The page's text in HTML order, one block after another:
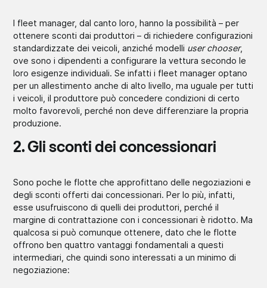
I fleet manager, dal canto loro, hanno la possibilità – per
ottenere sconti dai produttori – di richiedere configurazioni
standardizzate dei veicoli, anziché modelli user chooser,
ove sono i dipendenti a configurare la vettura secondo le
loro esigenze individuali. Se infatti i fleet manager optano
per un allestimento anche di alto livello, ma uguale per tutti
i veicoli, il produttore può concedere condizioni di certo
molto favorevoli, perché non deve differenziare la propria
produzione.
2. Gli sconti dei concessionari
Sono poche le flotte che approfittano delle negoziazioni e
degli sconti offerti dai concessionari. Per lo più, infatti,
esse usufruiscono di quelli dei produttori, perché il
margine di contrattazione con i concessionari è ridotto. Ma
qualcosa si può comunque ottenere, dato che le flotte
offrono ben quattro vantaggi fondamentali a questi
intermediari, che quindi sono interessati a un minimo di
negoziazione: